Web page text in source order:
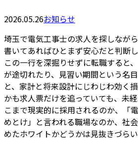
2026.05.26お知らせ
埼玉で電気工事士の求人を探しなが
書いてあればひとまず安心だと判断
この一行を深掘りせずに転職すると
が途切れたり、見習い期間という名
と、家計と将来設計にじわじわ効く
かも求人票だけを追っていても、未
こまで現実的に採用されるのか、「
めとけ」と言われる職場なのか、社
めたホワイトかどうかは見抜きづらい